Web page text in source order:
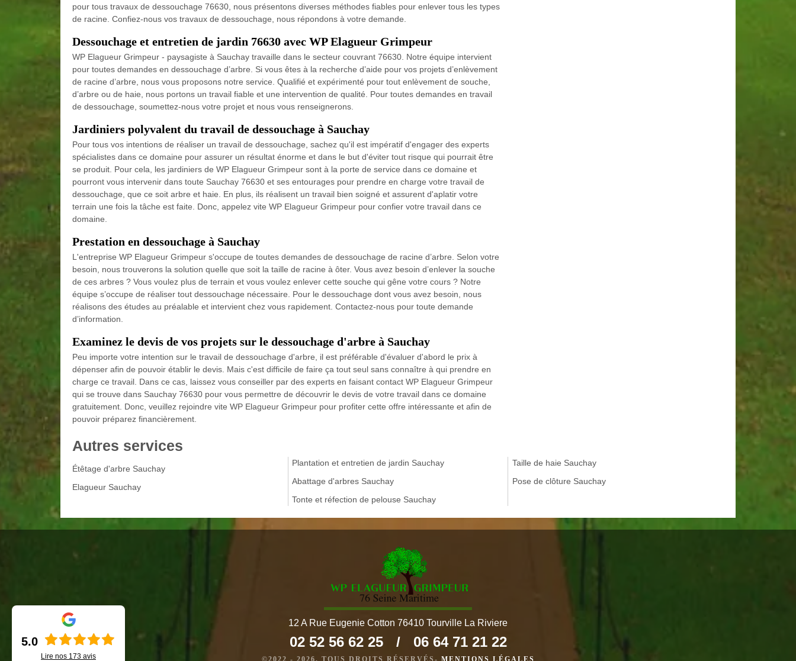
pour tous travaux de dessouchage 76630, nous présentons diverses méthodes fiables pour enlever tous les types
de racine. Confiez-nous vos travaux de dessouchage, nous répondons à votre demande.
Dessouchage et entretien de jardin 76630 avec WP Elagueur Grimpeur
WP Elagueur Grimpeur - paysagiste à Sauchay travaille dans le secteur couvrant 76630. Notre équipe intervient
pour toutes demandes en dessouchage d’arbre. Si vous êtes à la recherche d’aide pour vos projets d’enlèvement
de racine d’arbre, nous vous proposons notre service. Qualifié et expérimenté pour tout enlèvement de souche,
d’arbre ou de haie, nous portons un travail fiable et une intervention de qualité. Pour toutes demandes en travail
de dessouchage, soumettez-nous votre projet et nous vous renseignerons.
Jardiniers polyvalent du travail de dessouchage à Sauchay
Pour tous vos intentions de réaliser un travail de dessouchage, sachez qu'il est impératif d'engager des experts
spécialistes dans ce domaine pour assurer un résultat énorme et dans le but d'éviter tout risque qui pourrait être
se produit. Pour cela, les jardiniers de WP Elagueur Grimpeur sont à la porte de service dans ce domaine et
pourront vous intervenir dans toute Sauchay 76630 et ses entourages pour prendre en charge votre travail de
dessouchage, que ce soit arbre et haie. En plus, ils réalisent un travail bien soigné et assurent d'aplatir votre
terrain une fois la tâche est faite. Donc, appelez vite WP Elagueur Grimpeur pour confier votre travail dans ce
domaine.
Prestation en dessouchage à Sauchay
L'entreprise WP Elagueur Grimpeur s'occupe de toutes demandes de dessouchage de racine d’arbre. Selon votre
besoin, nous trouverons la solution quelle que soit la taille de racine à ôter. Vous avez besoin d’enlever la souche
de ces arbres ? Vous voulez plus de terrain et vous voulez enlever cette souche qui gêne votre cours ? Notre
équipe s’occupe de réaliser tout dessouchage nécessaire. Pour le dessouchage dont vous avez besoin, nous
réalisons des études au préalable et intervient chez vous rapidement. Contactez-nous pour toute demande
d’information.
Examinez le devis de vos projets sur le dessouchage d'arbre à Sauchay
Peu importe votre intention sur le travail de dessouchage d'arbre, il est préférable d'évaluer d'abord le prix à
dépenser afin de pouvoir établir le devis. Mais c'est difficile de faire ça tout seul sans connaître à qui prendre en
charge ce travail. Dans ce cas, laissez vous conseiller par des experts en faisant contact WP Elagueur Grimpeur
qui se trouve dans Sauchay 76630 pour vous permettre de découvrir le devis de votre travail dans ce domaine
gratuitement. Donc, veuillez rejoindre vite WP Elagueur Grimpeur pour profiter cette offre intéressante et afin de
pouvoir préparez financièrement.
Autres services
Étêtage d'arbre Sauchay
Elagueur Sauchay
Plantation et entretien de jardin Sauchay
Abattage d'arbres Sauchay
Tonte et réfection de pelouse Sauchay
Taille de haie Sauchay
Pose de clôture Sauchay
12 A Rue Eugenie Cotton 76410 Tourville La Riviere
02 52 56 62 25 / 06 64 71 21 22
5.0
Lire nos 173 avis